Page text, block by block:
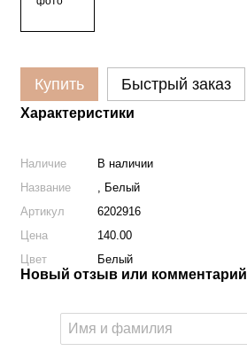
Купить Быстрый заказ
Характеристики
Наличие
В наличии
Название
, Белый
Артикул
6202916
Цена
140.00
Цвет
Белый
Новый отзыв или комментарий